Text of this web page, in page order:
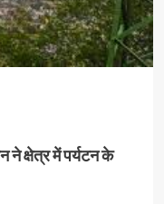
ने क्षेत्र में पर्यटन के